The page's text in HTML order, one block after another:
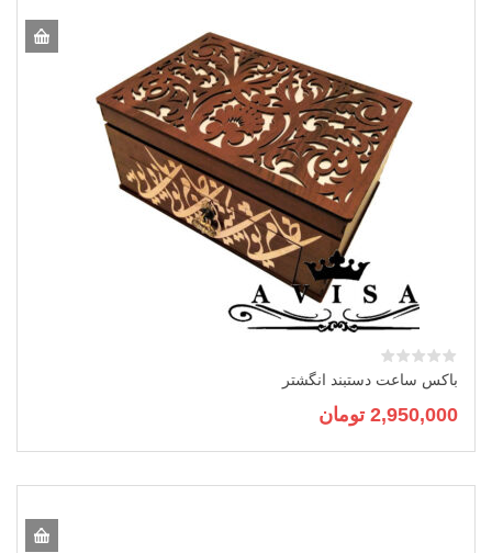
باکس ساعت دستبند انگشتر
2,950,000 تومان